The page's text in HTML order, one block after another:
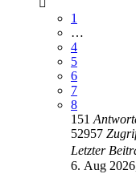
1
…
4
5
6
7
8
151
52957
Letzter
6. Aug